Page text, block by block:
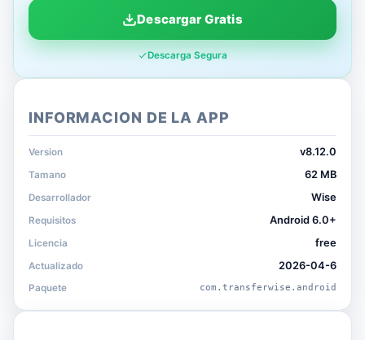
Descargar Gratis
Descarga Segura
INFORMACION DE LA APP
Version v8.12.0
Tamano 62 MB
Desarrollador Wise
Requisitos Android 6.0+
Licencia free
Actualizado 2026-04-6
Paquete com.transferwise.android